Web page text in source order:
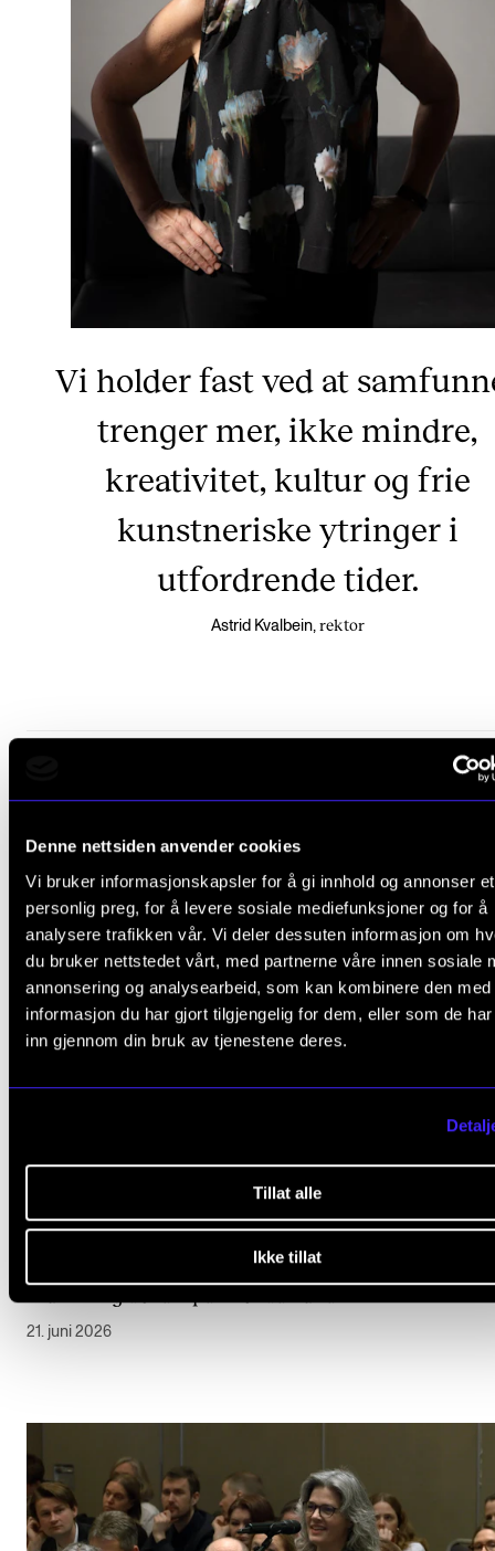
Denne nettsiden anvender cookies
Vi bruker informasjonskapsler for å gi innhold og annonser et
personlig preg, for å levere sosiale mediefunksjoner og for å
analysere trafikken vår. Vi deler dessuten informasjon om
du bruker nettstedet vårt, med partnerne våre innen sosiale
annonsering og analysearbeid, som kan kombinere den med
informasjon du har gjort tilgjengelig for dem, eller som de
inn gjennom din bruk av tjenestene deres.
Tillat alle
Ikke tillat
Vi holder fast ved at
trenger mer, ikke mindre,
kreativitet, kultur og frie
kunstneriske ytringer i
utfordrende tider.
Astrid Kvalbein, rektor
ARTIKLER relevante
21. juni 2026